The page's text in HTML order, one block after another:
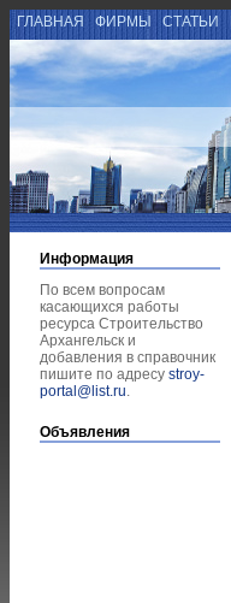
ГЛАВНАЯ ФИРМЫ СТАТЬИ
Информация
По всем вопросам
касающихся работы
ресурса Строительство
Архангельск и
добавления в справочник
пишите по адресу stroy-
portal@list.ru.
Объявления